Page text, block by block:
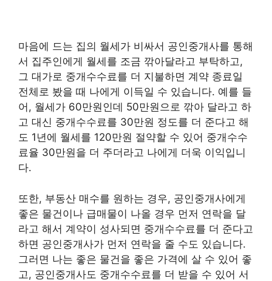
마음에 드는 집의 월세가 비싸서 공인중개사를 통해
서 집주인에게 월세를 조금 깎아달라고 부탁하고,
그 대가로 중개수수료를 더 지불하면 계약 종료일
전체로 봤을 때 나에게 이득일 수 있습니다. 예를 들
어, 월세가 60만원인데 50만원으로 깎아 달라고 하
고 대신 중개수수료를 30만원 정도를 더 준다고 해
도 1년에 월세를 120만원 절약할 수 있어 중개수수
료율 30만원을 더 주더라고 나에게 더욱 이익입니
다.
또한, 부동산 매수를 원하는 경우, 공인중개사에게
좋은 물건이나 급매물이 나올 경우 먼저 연락을 달
라고 해서 계약이 성사되면 중개수수료를 더 준다고
하면 공인중개사가 먼저 연락을 줄 수도 있습니다.
그러면 나는 좋은 물건을 좋은 가격에 살 수 있어 좋
고, 공인중개사도 중개수수료를 더 받을 수 있어 서